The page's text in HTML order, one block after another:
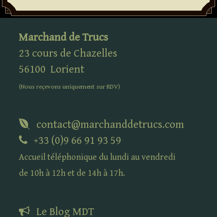
Marchand de Trucs
23 cours de Chazelles
56100 Lorient
(Nous reçevons uniquement surRDV)
contact@marchanddetrucs.com
+33 (0)9 66 91 93 59
Accueil téléphonique du lundi au vendredi
de 10h à 12h et de 14h à 17h.
Le Blog MDT